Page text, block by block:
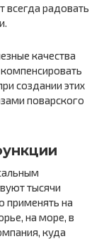
всегда радовать
качества
создании этих
поварского
тысячи
применять на
на море, в
куда